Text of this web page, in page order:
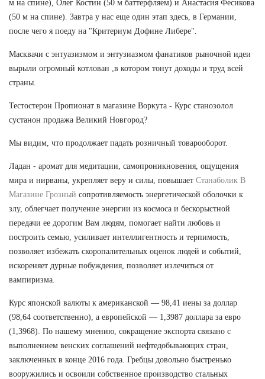
м на спине), Олег Костин (50 м баттерфляем) и Анастасия Фесикова
(50 м на спине). Завтра у нас еще один этап здесь, в Германии,
после чего я поеду на "Критериум Дофине Либере".
Масквачи с энтуазизмом и энтузиазмом фанатиков рыночной идеи
вырыли огромный котлован ,в котором тонут доходы и труд всей
страны.
Тестостерон Пропионат в магазине Воркута - Курс станозолол
сустанон продажа Великий Новгород?
Мы видим, что продолжает падать розничный товарооборот.
Ладан - аромат для медитации, самопроникновения, ощущения
мира и нирваны, укрепляет веру и силы, повышает Станаболик В
Магазине Грозный сопротивляемость энергетической оболочки к
злу, облегчает получение энергии из космоса и бескорыстной
передачи ее дорогим Вам людям, помогает найти любовь и
построить семью, усиливает интеллигентность и терпимость,
позволяет избежать скоропалительных оценок людей и событий,
искореняет дурные побуждения, позволяет излечиться от
вампиризма.
Курс японской валюты к американской — 98,41 иены за доллар
(98,64 соответственно), а европейской — 1,3987 доллара за евро
(1,3968). По нашему мнению, сокращение экспорта связано с
выполнением венских соглашений нефтедобывающих стран,
заключенных в конце 2016 года. Гребцы довольно быстренько
вооружились и освоили собственное производство стальных